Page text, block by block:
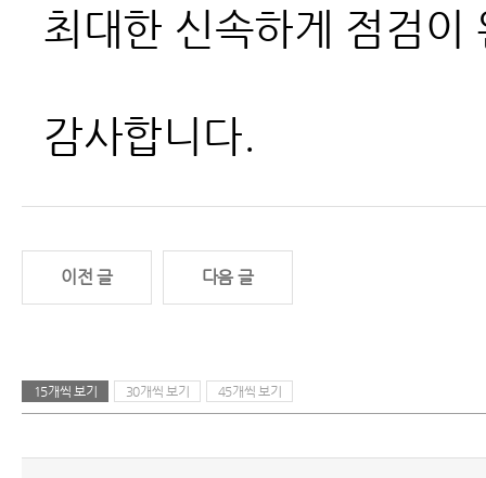
최대한 신속하게 점검이
감사합니다.
이전 글 다음 글
15개씩 보기 30개씩 보기 45개씩 보기